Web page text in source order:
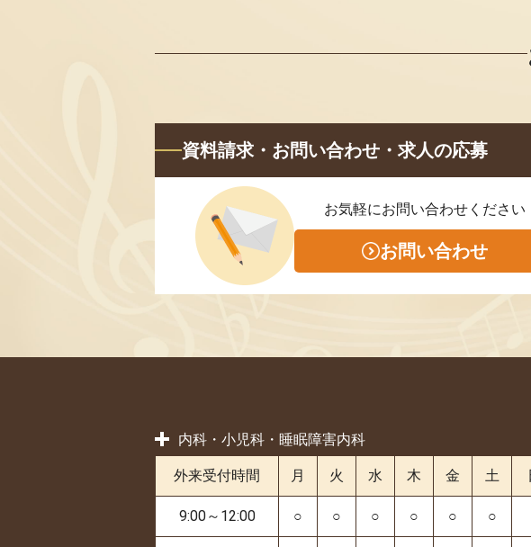
資料請求・お問い合わせ・求人の応募
お気軽にお問い合わせください
お問い合わせ
内科・小児科・睡眠障害内科
外来受付時間 月 火 水 木 金 土
9:00～12:00 ○ ○ ○ ○ ○ ○